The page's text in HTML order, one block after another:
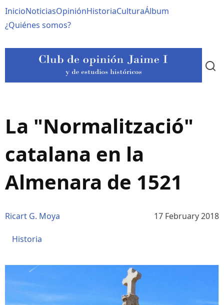
al
contenido
Navegación
principal
InicioNoticiasOpiniónHistoriaCulturaÁlbum
¿Quiénes somos?
La "Normalització"
catalana en la
Almenara de 1521
Ricart G. Moya 17 February 2018
Historia